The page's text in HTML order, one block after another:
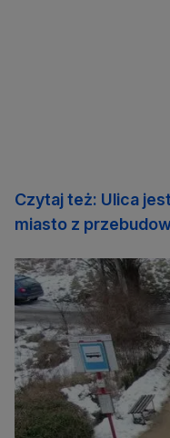
Czytaj też: Ulica
miasto z